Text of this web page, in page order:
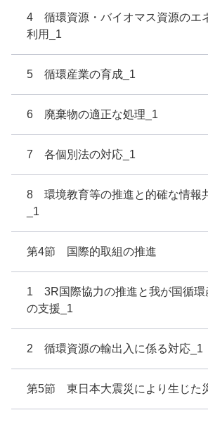
4 循環資源・バイオマス資源のエ
利用_1
5 循環産業の育成_1
6 廃棄物の適正な処理_1
7 各個別法の対応_1
8 環境教育等の推進と的確な情報
_1
第4節 国際的取組の推進
1 3R国際協力の推進と我が国循環
の支援_1
2 循環資源の輸出入に係る対応_1
第5節 東日本大震災により生じた